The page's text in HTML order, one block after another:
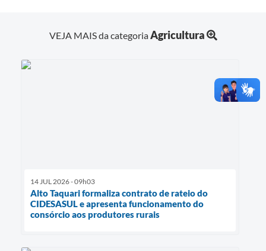
VEJA MAIS da categoriaAgricultura
14 JUL 2026 - 09h03
Alto Taquari formaliza contrato de rateio do
CIDESASUL e apresenta funcionamento do
consórcio aos produtores rurais